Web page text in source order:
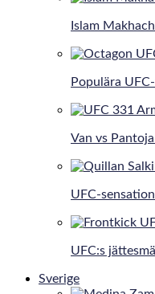
Islam
Populära
Van vs
UFC-
UFC:s
Sverige